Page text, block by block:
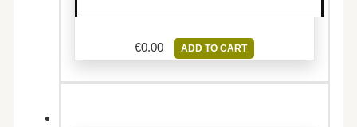
€0.00 ADD TO CART